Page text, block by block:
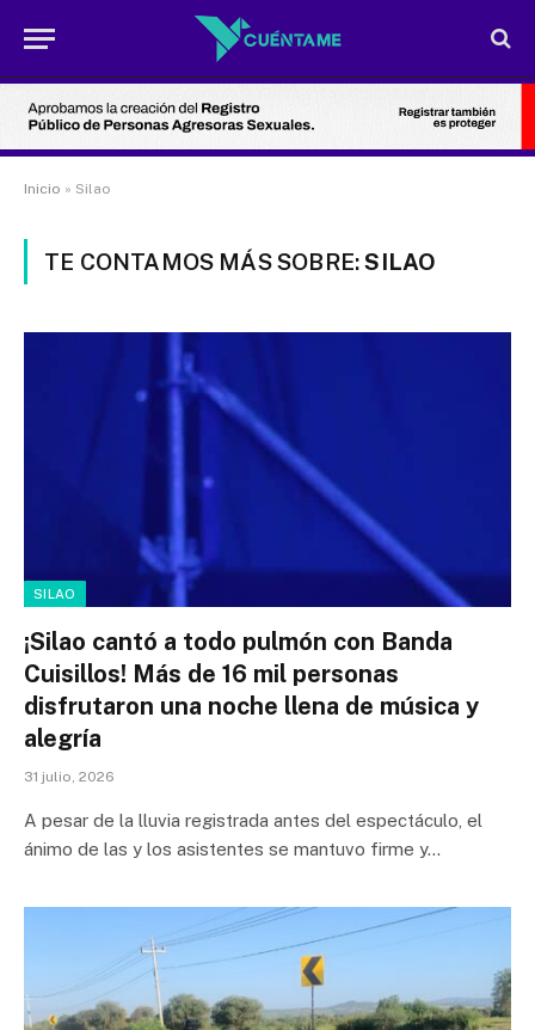
Inicio » Silao
TE CONTAMOS MÁS SOBRE:SILAO
SILAO
¡Silao cantó a todo pulmón con Banda
Cuisillos! Más de 16 mil personas
disfrutaron una noche llena de música y
alegría
31 julio, 2026
A pesar de la lluvia registrada antes del espectáculo, el
ánimo de las y los asistentes se mantuvo firme y…